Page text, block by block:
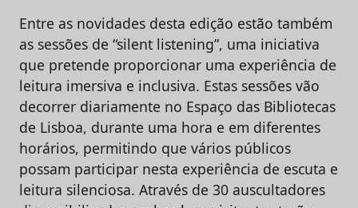
Entre as novidades desta edição estão também
as sessões de “silent listening”, uma iniciativa
que pretende proporcionar uma experiência de
leitura imersiva e inclusiva. Estas sessões vão
decorrer diariamente no Espaço das Bibliotecas
de Lisboa, durante uma hora e em diferentes
horários, permitindo que vários públicos
possam participar nesta experiência de escuta e
leitura silenciosa. Através de 30 auscultadores